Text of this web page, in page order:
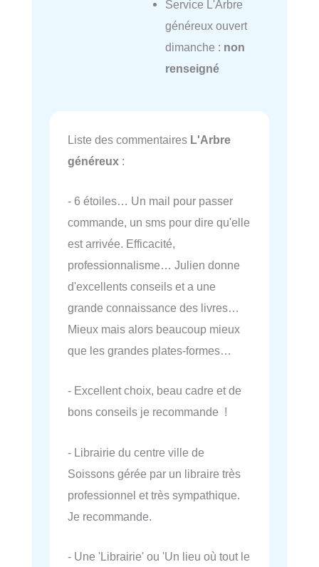
Service L'Arbre
généreux ouvert
dimanche : non
renseigné
Liste des commentaires L'Arbre
généreux :
- 6 étoiles… Un mail pour passer
commande, un sms pour dire qu'elle
est arrivée. Efficacité,
professionnalisme… Julien donne
d'excellents conseils et a une
grande connaissance des livres…
Mieux mais alors beaucoup mieux
que les grandes plates-formes…
- Excellent choix, beau cadre et de
bons conseils je recommande !
- Librairie du centre ville de
Soissons gérée par un libraire très
professionnel et très sympathique.
Je recommande.
- Une 'Librairie' ou 'Un lieu où tout le